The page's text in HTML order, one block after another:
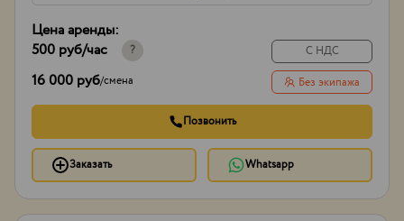
Цена аренды:
500 руб/час ?
16 000 руб/смена
С НДС
Без экипажа
Позвонить
Заказать Whatsapp